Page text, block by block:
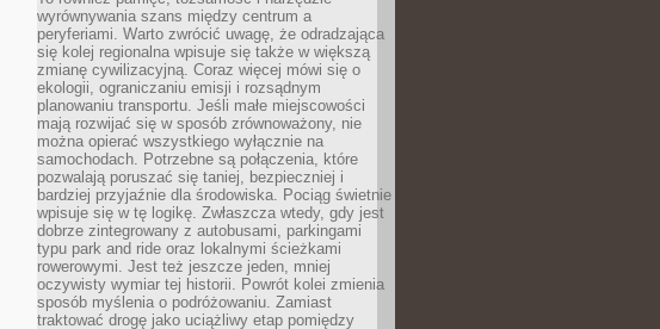
wyrównywania szans między centrum a
peryferiami. Warto zwrócić uwagę, że odradzająca
się kolej regionalna wpisuje się także w większą
zmianę cywilizacyjną. Coraz więcej mówi się o
ekologii, ograniczaniu emisji i rozsądnym
planowaniu transportu. Jeśli małe miejscowości
mają rozwijać się w sposób zrównoważony, nie
można opierać wszystkiego wyłącznie na
samochodach. Potrzebne są połączenia, które
pozwalają poruszać się taniej, bezpieczniej i
bardziej przyjaźnie dla środowiska. Pociąg świetnie
wpisuje się w tę logikę. Zwłaszcza wtedy, gdy jest
dobrze zintegrowany z autobusami, parkingami
typu park and ride oraz lokalnymi ścieżkami
rowerowymi. Jest też jeszcze jeden, mniej
oczywisty wymiar tej historii. Powrót kolei zmienia
sposób myślenia o podróżowaniu. Zamiast
traktować drogę jako uciążliwy etap pomiędzy